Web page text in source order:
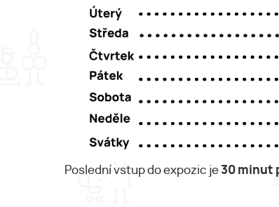
Poslední vstup do expozic je 30 minut